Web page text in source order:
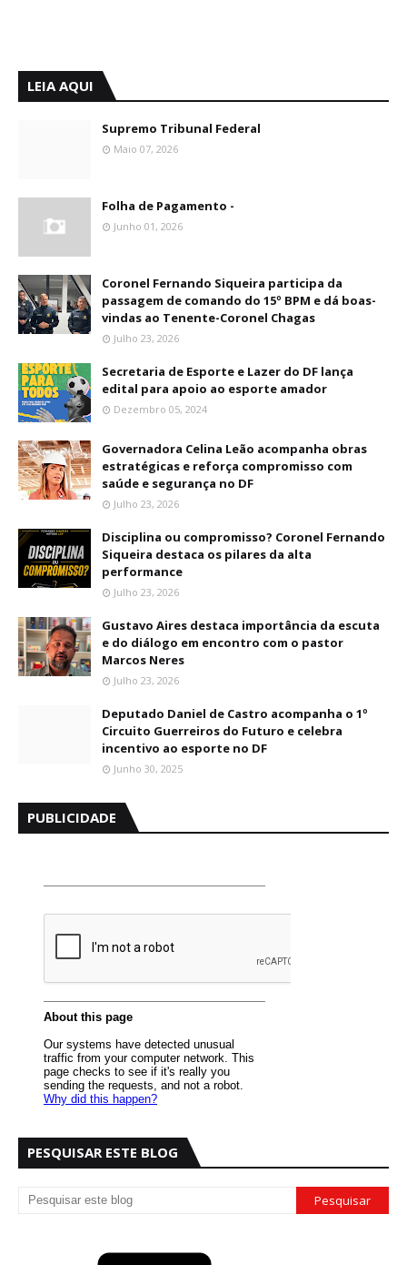
LEIA AQUI
Supremo Tribunal Federal
Maio 07, 2026
Folha de Pagamento -
Junho 01, 2026
Coronel Fernando Siqueira participa da
passagem de comando do 15º BPM e dá boas-
vindas ao Tenente-Coronel Chagas
Julho 23, 2026
Secretaria de Esporte e Lazer do DF lança
edital para apoio ao esporte amador
Dezembro 05, 2024
Governadora Celina Leão acompanha obras
estratégicas e reforça compromisso com
saúde e segurança no DF
Julho 23, 2026
Disciplina ou compromisso? Coronel Fernando
Siqueira destaca os pilares da alta
performance
Julho 23, 2026
Gustavo Aires destaca importância da escuta
e do diálogo em encontro com o pastor
Marcos Neres
Julho 23, 2026
Deputado Daniel de Castro acompanha o 1º
Circuito Guerreiros do Futuro e celebra
incentivo ao esporte no DF
Junho 30, 2025
PUBLICIDADE
PESQUISAR ESTE BLOG